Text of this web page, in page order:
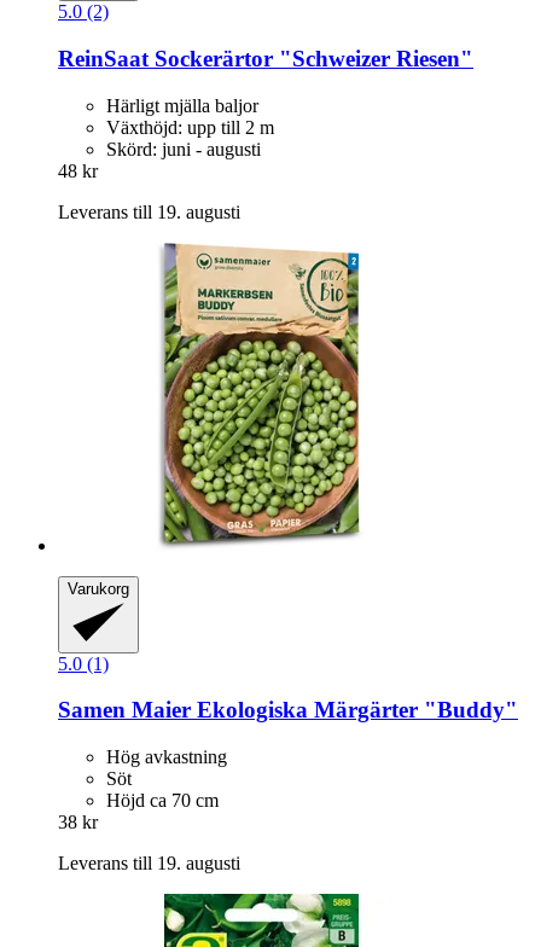
5.0 (2)
ReinSaat Sockerärtor "Schweizer Riesen"
Härligt mjälla baljor
Växthöjd: upp till 2 m
Skörd: juni - augusti
48 kr
Leverans till 19. augusti
Varukorg
5.0 (1)
Samen Maier Ekologiska Märgärter "Buddy"
Hög avkastning
Söt
Höjd ca 70 cm
38 kr
Leverans till 19. augusti